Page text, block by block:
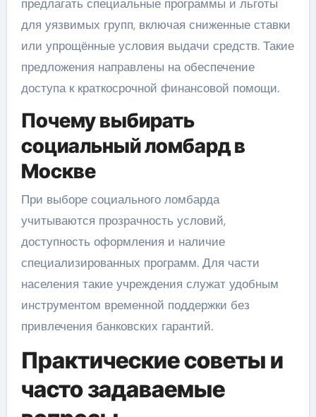
предлагать специальные программы и льготы
для уязвимых групп, включая сниженные ставки
или упрощённые условия выдачи средств. Такие
предложения направлены на обеспечение
доступа к краткосрочной финансовой помощи.
Почему выбирать
социальный ломбард в
Москве
При выборе социального ломбарда
учитываются прозрачность условий,
доступность оформления и наличие
специализированных программ. Для части
населения такие учреждения служат удобным
инструментом временной поддержки без
привлечения банковских гарантий.
Практические советы и
часто задаваемые